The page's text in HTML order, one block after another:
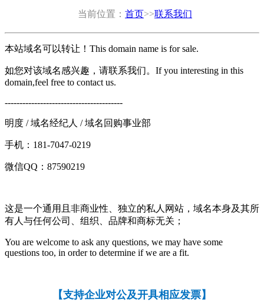
当前位置： 首页>>联系我们
本站域名可以转让！This domain name is for sale.
如您对该域名感兴趣，请联系我们。If you interesting in this
domain,feel free to contact us.
----------------------------------------
明度 / 域名经纪人 / 域名回购事业部
手机：181-7047-0219
微信QQ：87590219
这是一个通用且非商业性、独立的私人网站，域名本身及其所
有人与任何公司、组织、品牌和商标无关；
You are welcome to ask any questions, we may have some
questions too, in order to determine if we are a fit.
【支持企业对公及开具相应发票】